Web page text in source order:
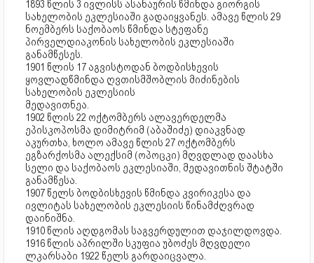
1893 წლის 3 ივლისს ასანაურის წმინდა გიორგის
სახელობის ეკლესიაში გადაიყვანეს. ამავე წლის 29
ნოემბერს საქობაოს წმინდა სტეფანე
პირველდიაკონის სახელობის ეკლესიაში
განამწესეს.
1901 წლის 17 აგვისტოდან ბოდბისხევის
ყოვლადწმინდა ღვთისმშობლის მიძინების
სახელობის ეკლესიის
მედავითნეა.
1902 წლის 22 ოქტომბერს ალავერდელმა
ეპისკოპოსმა დიმიტრიმ (აბაშიძე) დიაკვნად
აკურთხა, ხოლო ამავე წლის 27 ოქტომბერს
ეგზარქოსმა ალექსიმ (ოპოცკი) მღვდლად დაასხა
სელი და საქობაოს ეკლესიაში, მედავითნის შტატში
განამწესა.
1907 წელს ბოდბისხევის წმინდა კვირიკესა და
ივლიტას სახელობის ეკლესიის წინამძღვრად
დაინიშნა.
1910 წლის აღდგომას საგვერდულით დაჯილდოვდა.
1916 წლის აპრილში სკუფია უბოძეს მღვდელი
ლკარსაბი 1922 წელს გარდაიცვალა.